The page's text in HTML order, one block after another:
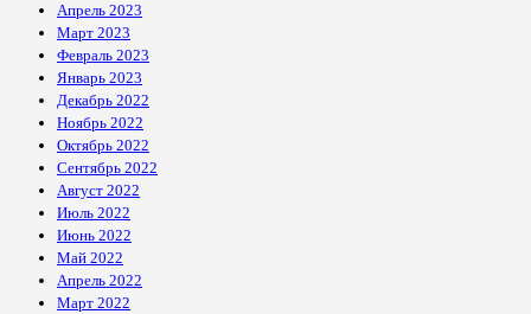
Апрель 2023
Март 2023
Февраль 2023
Январь 2023
Декабрь 2022
Ноябрь 2022
Октябрь 2022
Сентябрь 2022
Август 2022
Июль 2022
Июнь 2022
Май 2022
Апрель 2022
Март 2022